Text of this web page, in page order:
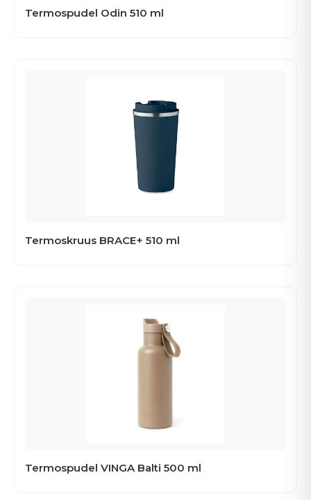
Termospudel Odin 510 ml
Termoskruus BRACE+ 510 ml
Termospudel VINGA Balti 500 ml